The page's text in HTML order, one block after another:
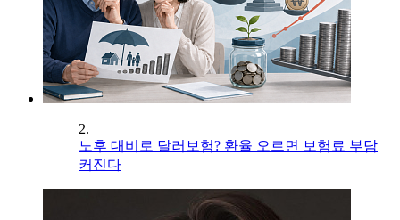
2.
노후 대비로 달러보험? 환율 오르면 보험료 부담
커진다